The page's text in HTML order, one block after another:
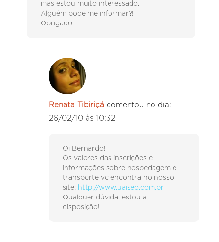
mas estou muito interessado.
Alguém pode me informar?!
Obrigado
Renata Tibiriçá comentou no dia:
26/02/10 às 10:32
Oi Bernardo!
Os valores das inscrições e
informações sobre hospedagem e
transporte vc encontra no nosso
site: http://www.uaiseo.com.br
Qualquer dúvida, estou a
disposição!